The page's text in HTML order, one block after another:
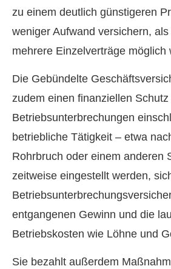
zu einem deutlich günstigeren
weniger Aufwand ver­sichern,
mehrere Einzelverträge möglich
Die Gebündelte
zudem einen finanziellen Schutz
Betriebsunterbrechungen
betriebliche Tätigkeit – etwa
Rohrbruch oder einem anderen
zeitweise eingestellt werden,
entgangenen Gewinn und die
Betriebskosten wie Löhne und
Sie bezahlt außerdem